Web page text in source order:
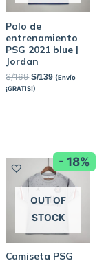
Polo de
entrenamiento
PSG 2021 blue |
Jordan
S/169 S/139 (Envío
¡GRATIS!)
- 18%
OUT OF
STOCK
Camiseta PSG